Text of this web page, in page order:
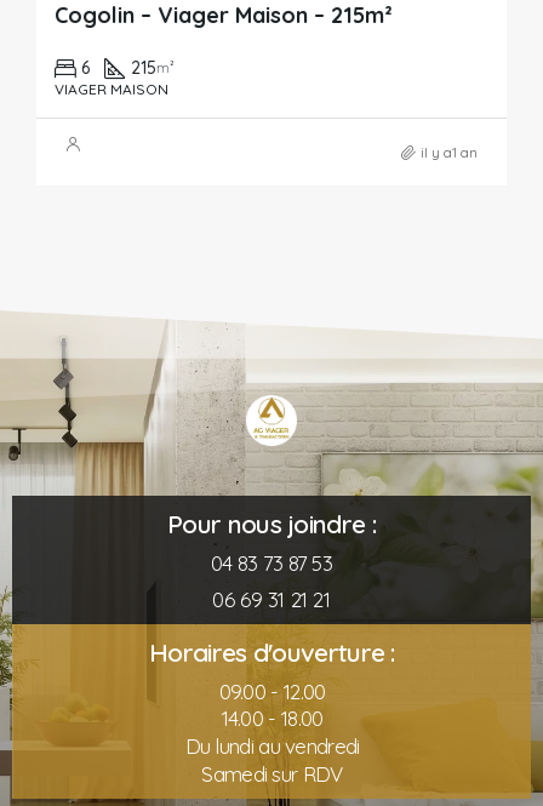
Cogolin – Viager Maison – 215m²
6 215m²
VIAGER MAISON
il y a1 an
Pour nous joindre :
04 83 73 87 53
06 69 31 21 21
Horaires d'ouverture :
09.00 - 12.00
14.00 - 18.00
Du lundi au vendredi
Samedi sur RDV